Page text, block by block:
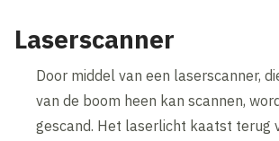
Laserscanner
Door middel van een laserscanner,
van de boom heen kan scannen,
gescand. Het laserlicht kaatst terug